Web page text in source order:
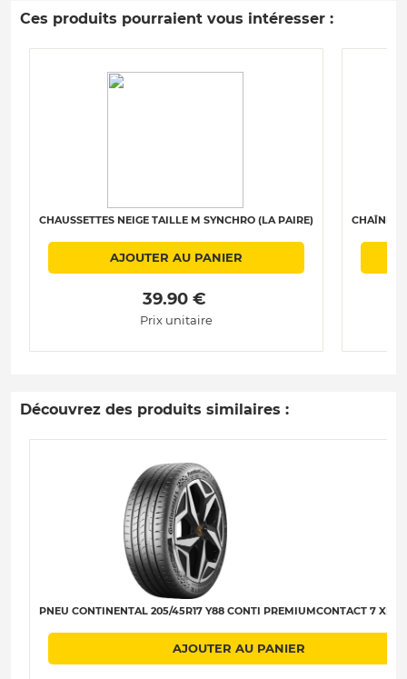
Ces produits pourraient vous intéresser :
CHAUSSETTES NEIGE TAILLE M SYNCHRO (LA PAIRE)
AJOUTER AU PANIER
39.90 €
Prix unitaire
CHAÎNES
Découvrez des produits similaires :
PNEU CONTINENTAL 205/45R17 Y88 CONTI PREMIUMCONTACT 7 XL
AJOUTER AU PANIER